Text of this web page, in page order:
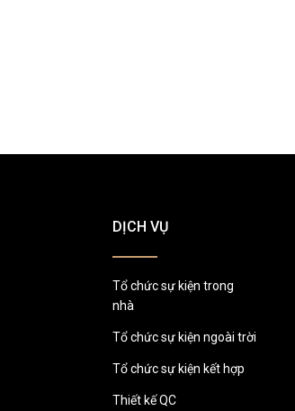
DỊCH VỤ
Tổ chức sự kiện trong
nhà
Tổ chức sự kiện ngoài trời
Tổ chức sự kiện kết hợp
Thiết kế QC